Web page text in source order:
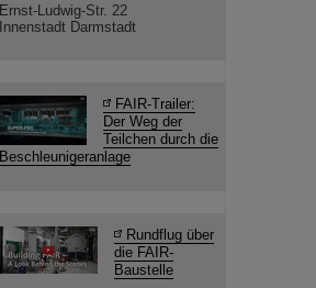
Ernst-Ludwig-Str. 22
Innenstadt Darmstadt
FAIR-Trailer:
Der Weg der
Teilchen durch die
Beschleunigeranlage
Rundflug über
die FAIR-
Baustelle